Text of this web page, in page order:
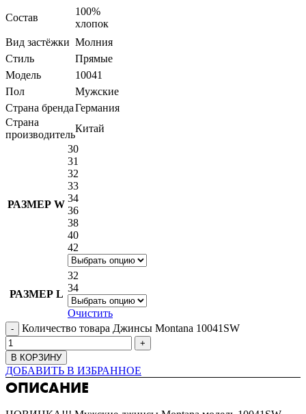
Состав
100%
хлопок
Вид застёжки Молния
Стиль
Прямые
Модель
10041
Пол
Мужские
Страна брендаГермания
Страна
производитель
Китай
РАЗМЕР W
30
31
32
33
34
36
38
40
42
РАЗМЕР L
32
34
Очистить
Количество товара Джинсы Montana 10041SW
В КОРЗИНУ
ДОБАВИТЬ В ИЗБРАННОЕ
ОПИСАНИЕ